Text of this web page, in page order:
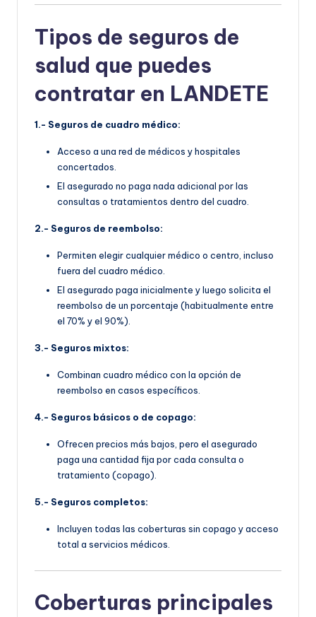
Tipos de seguros de
salud que puedes
contratar en LANDETE
1.- Seguros de cuadro médico:
Acceso a una red de médicos y hospitales
concertados.
El asegurado no paga nada adicional por las
consultas o tratamientos dentro del cuadro.
2.- Seguros de reembolso:
Permiten elegir cualquier médico o centro, incluso
fuera del cuadro médico.
El asegurado paga inicialmente y luego solicita el
reembolso de un porcentaje (habitualmente entre
el 70% y el 90%).
3.- Seguros mixtos:
Combinan cuadro médico con la opción de
reembolso en casos específicos.
4.- Seguros básicos o de copago:
Ofrecen precios más bajos, pero el asegurado
paga una cantidad fija por cada consulta o
tratamiento (copago).
5.- Seguros completos:
Incluyen todas las coberturas sin copago y acceso
total a servicios médicos.
Coberturas principales